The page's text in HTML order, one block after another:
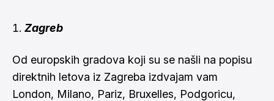
Zagreb
Od europskih gradova koji su se našli na popisu
direktnih letova iz Zagreba izdvajam vam
London, Milano, Pariz, Bruxelles, Podgoricu,